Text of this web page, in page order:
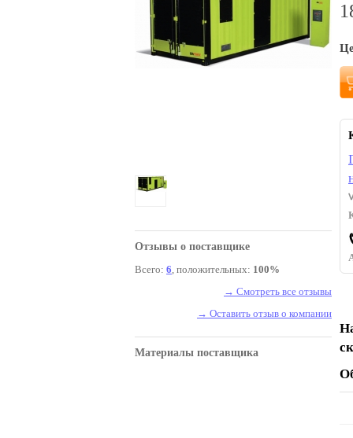
Отзывы о поставщике
Всего: 6, положительных: 100%
→ Смотреть все отзывы
→ Оставить отзыв о компании
Материалы поставщика